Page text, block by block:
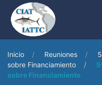
Inicio Reuniones
sobre Financiamiento
sobre Financiamiento